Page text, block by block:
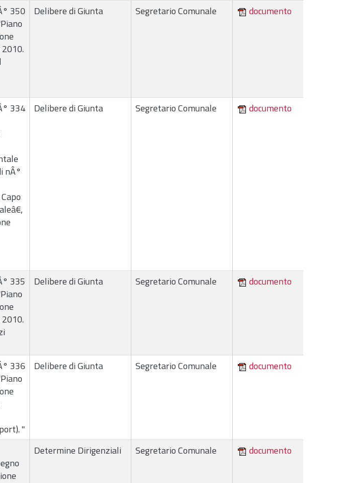
350
Delibere di Giunta Segretario Comunale documento
334
nÂ°
Delibere di Giunta Segretario Comunale documento
335
Delibere di Giunta Segretario Comunale documento
336
"
Delibere di Giunta Segretario Comunale documento
Determine Dirigenziali Segretario Comunale documento